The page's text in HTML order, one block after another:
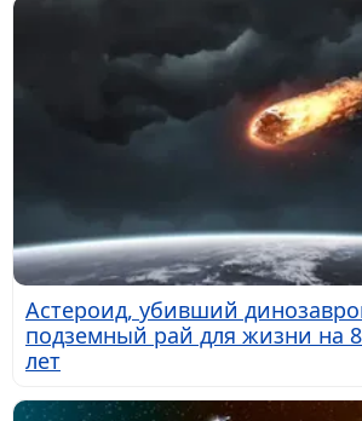
Астероид, убивший
подземный рай для жизни на
лет